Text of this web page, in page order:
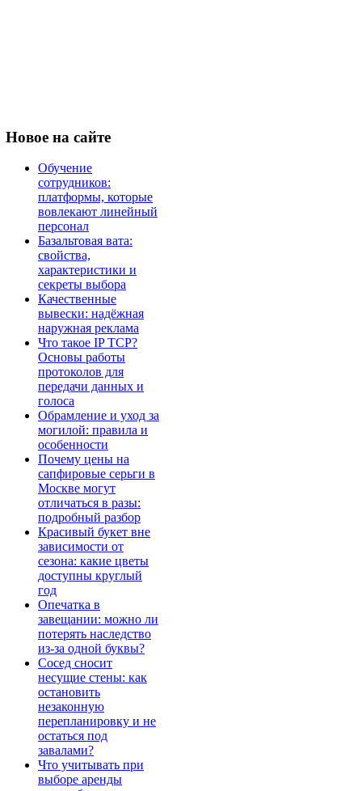
Новое на сайте
Обучение
сотрудников:
платформы, которые
вовлекают линейный
персонал
Базальтовая вата:
свойства,
характеристики и
секреты выбора
Качественные
вывески: надёжная
наружная реклама
Что такое IP TCP?
Основы работы
протоколов для
передачи данных и
голоса
Обрамление и уход за
могилой: правила и
особенности
Почему цены на
сапфировые серьги в
Москве могут
отличаться в разы:
подробный разбор
Красивый букет вне
зависимости от
сезона: какие цветы
доступны круглый
год
Опечатка в
завещании: можно ли
потерять наследство
из-за одной буквы?
Сосед сносит
несущие стены: как
остановить
незаконную
перепланировку и не
остаться под
завалами?
Что учитывать при
выборе аренды